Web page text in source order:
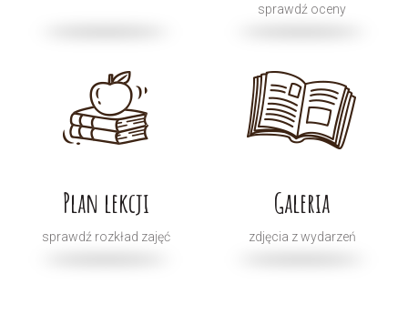
sprawdź oceny
Plan lekcji
sprawdź rozkład zajęć
Galeria
zdjęcia z wydarzeń